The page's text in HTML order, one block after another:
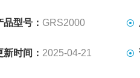
品型号： GRS2000
新时间： 2025-04-21